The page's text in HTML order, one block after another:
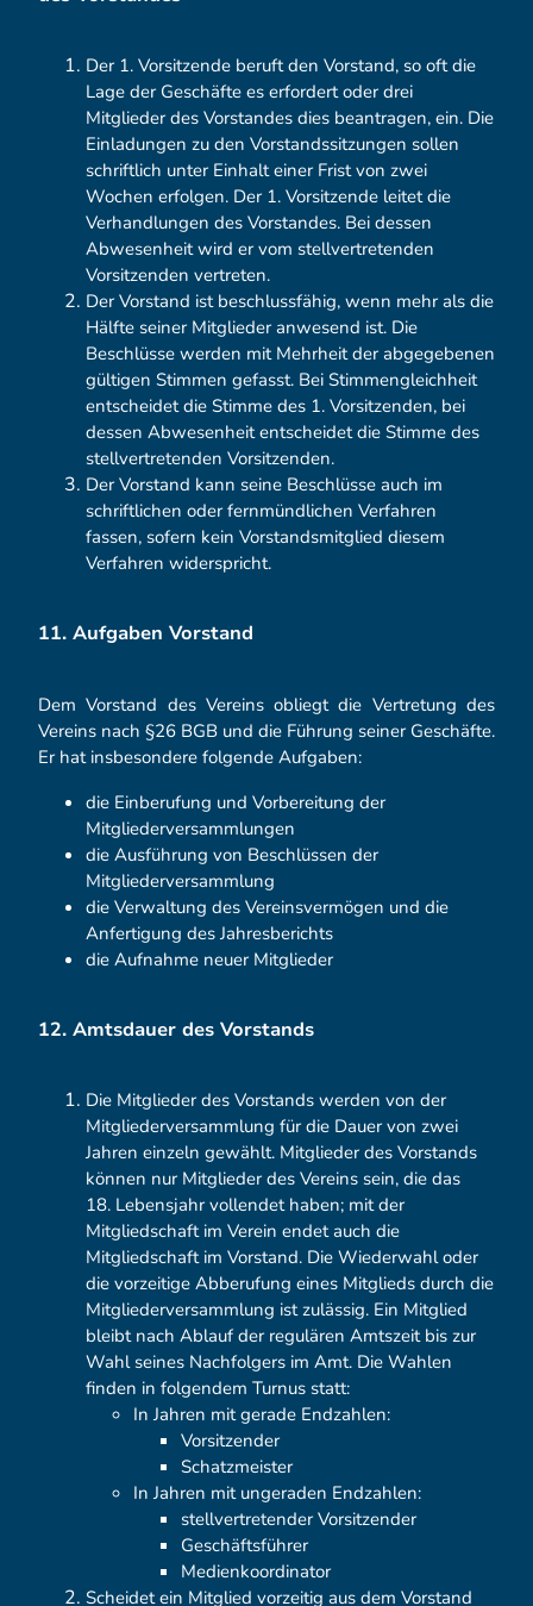
Der 1. Vorsitzende beruft den Vorstand, so oft die
Lage der Geschäfte es erfordert oder drei
Mitglieder des Vorstandes dies beantragen, ein. Die
Einladungen zu den Vorstandssitzungen sollen
schriftlich unter Einhalt einer Frist von zwei
Wochen erfolgen. Der 1. Vorsitzende leitet die
Verhandlungen des Vorstandes. Bei dessen
Abwesenheit wird er vom stellvertretenden
Vorsitzenden vertreten.
Der Vorstand ist beschlussfähig, wenn mehr als die
Hälfte seiner Mitglieder anwesend ist. Die
Beschlüsse werden mit Mehrheit der abgegebenen
gültigen Stimmen gefasst. Bei Stimmengleichheit
entscheidet die Stimme des 1. Vorsitzenden, bei
dessen Abwesenheit entscheidet die Stimme des
stellvertretenden Vorsitzenden.
Der Vorstand kann seine Beschlüsse auch im
schriftlichen oder fernmündlichen Verfahren
fassen, sofern kein Vorstandsmitglied diesem
Verfahren widerspricht.
11. Aufgaben Vorstand
Dem Vorstand des Vereins obliegt die Vertretung des
Vereins nach §26 BGB und die Führung seiner Geschäfte.
Er hat insbesondere folgende Aufgaben:
die Einberufung und Vorbereitung der
Mitgliederversammlungen
die Ausführung von Beschlüssen der
Mitgliederversammlung
die Verwaltung des Vereinsvermögen und die
Anfertigung des Jahresberichts
die Aufnahme neuer Mitglieder
12. Amtsdauer des Vorstands
Die Mitglieder des Vorstands werden von der
Mitgliederversammlung für die Dauer von zwei
Jahren einzeln gewählt. Mitglieder des Vorstands
können nur Mitglieder des Vereins sein, die das
18. Lebensjahr vollendet haben; mit der
Mitgliedschaft im Verein endet auch die
Mitgliedschaft im Vorstand. Die Wiederwahl oder
die vorzeitige Abberufung eines Mitglieds durch die
Mitgliederversammlung ist zulässig. Ein Mitglied
bleibt nach Ablauf der regulären Amtszeit bis zur
Wahl seines Nachfolgers im Amt. Die Wahlen
finden in folgendem Turnus statt:
In Jahren mit gerade Endzahlen:
Vorsitzender
Schatzmeister
In Jahren mit ungeraden Endzahlen:
stellvertretender Vorsitzender
Geschäftsführer
Medienkoordinator
Scheidet ein Mitglied vorzeitig aus dem Vorstand